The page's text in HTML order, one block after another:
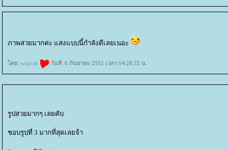
ภาพสวยมากค่ะ แสงแบบนี้กำลังดีเลยเนอะ
ดย: wujirab วันที่: 6 กันยายน 2552 เวลา:14:28:25 น.
รูปสวยมากๆ เลยคับ
ชอบรูปที่ 3 มากที่สุดเลยจ้า